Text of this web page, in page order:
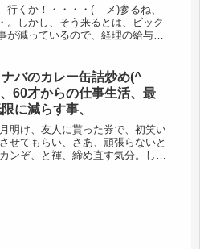
行くか！・・・・(-_-メ)参るね、
。しかし、そう来るとは、ビック
が減っているので、経理の給与、
ナバのカレー缶詰炒め(^
60才からの仕事生活、最
に減らす事、
明け、友人に貰った券で、初笑い
せてもらい、さあ、頑張らないと
ンぞ、と褌、締め直す気分。しか